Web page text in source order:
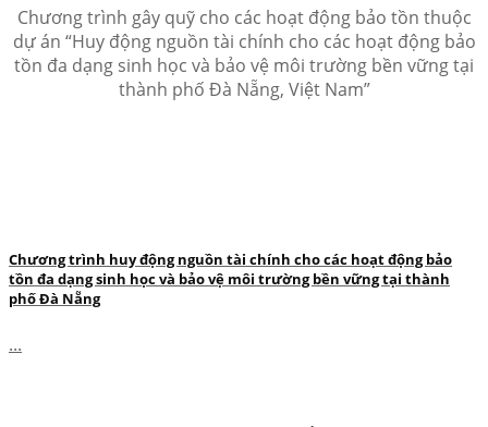
Chương trình gây quỹ cho các hoạt động bảo tồn thuộc
dự án “Huy động nguồn tài chính cho các hoạt động bảo
tồn đa dạng sinh học và bảo vệ môi trường bền vững tại
thành phố Đà Nẵng, Việt Nam”
Chương trình huy động nguồn tài chính cho các hoạt động bảo
tồn đa dạng sinh học và bảo vệ môi trường bền vững tại thành
phố Đà Nẵng
...